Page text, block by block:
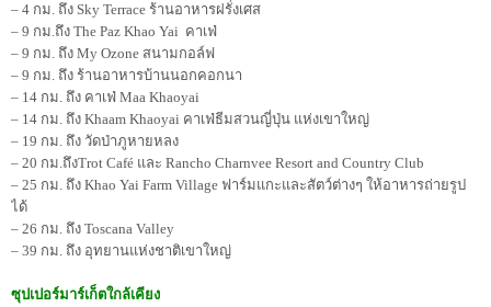
– 4 กม. ถึง Sky Terrace ร้านอาหารฝรั่งเศส
– 9 กม.ถึง The Paz Khao Yai คาเฟ่
– 9 กม. ถึง My Ozone สนามกอล์ฟ
– 9 กม. ถึง ร้านอาหารบ้านนอกคอกนา
– 14 กม. ถึง คาเฟ่ Maa Khaoyai
– 14 กม. ถึง Khaam Khaoyai คาเฟ่ธีมสวนญี่ปุ่น แห่งเขาใหญ่
– 19 กม. ถึง วัดป่าภูหายหลง
– 20 กม.ถึงTrot Café และ Rancho Charnvee Resort and Country Club
– 25 กม. ถึง Khao Yai Farm Village ฟาร์มแกะและสัตว์ต่างๆ ให้อาหารถ่ายรูป
ได้
– 26 กม. ถึง Toscana Valley
– 39 กม. ถึง อุทยานแห่งชาติเขาใหญ่
ซุปเปอร์มาร์เก็ตใกล้เคียง